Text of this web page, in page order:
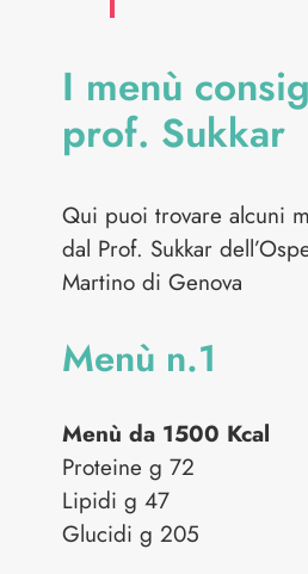
I menù
prof. Sukkar
Qui puoi trovare alcuni
dal Prof. Sukkar
Martino di Genova
Menù n.1
Menù da 1500 Kcal
Proteine g 72
Lipidi g 47
Glucidi g 205